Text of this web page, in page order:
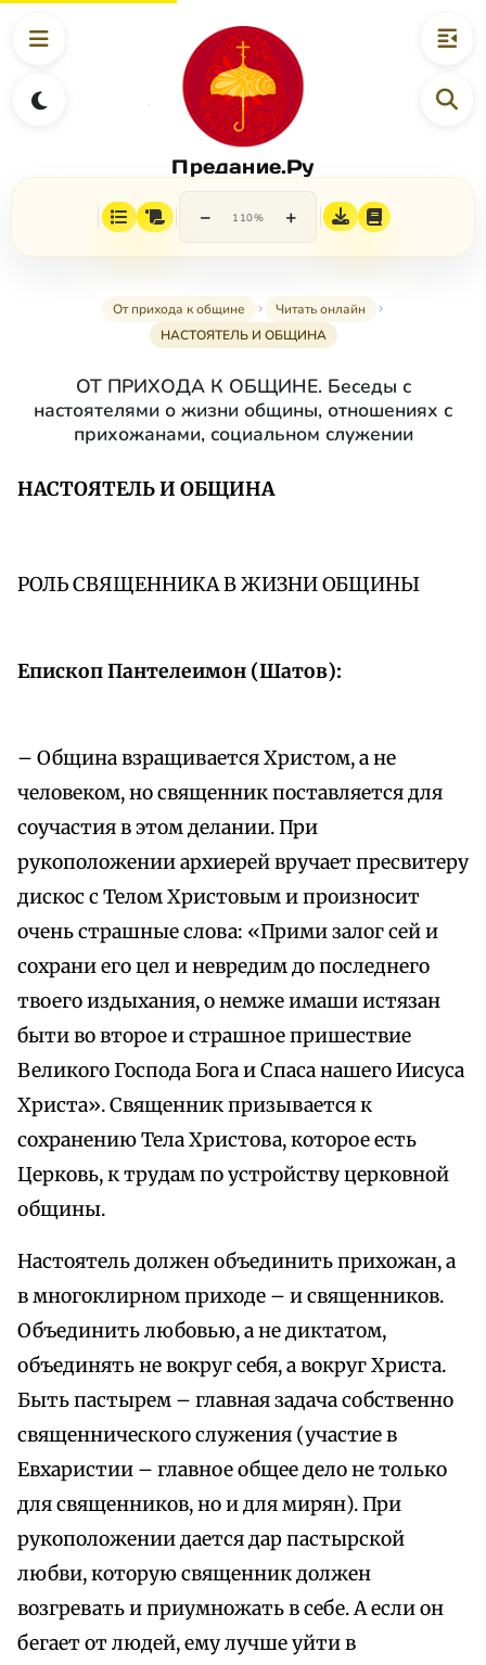
Предание.Ру
− 110% +
От прихода к общине
Читать онлайн
НАСТОЯТЕЛЬ И ОБЩИНА
ОТ ПРИХОДА К ОБЩИНЕ. Беседы с
настоятелями о жизни общины, отношениях с
прихожанами, социальном служении
НАСТОЯТЕЛЬ И ОБЩИНА
РОЛЬ СВЯЩЕННИКА В ЖИЗНИ ОБЩИНЫ
Епископ Пантелеимон (Шатов):
– Община взращивается Христом, а не
человеком, но священник поставляется для
соучастия в этом делании. При
рукоположении архиерей вручает пресвитеру
дискос с Телом Христовым и произносит
очень страшные слова: «Прими залог сей и
сохрани его цел и невредим до последнего
твоего издыхания, о немже имаши истязан
быти во второе и страшное пришествие
Великого Господа Бога и Спаса нашего Иисуса
Христа». Священник призывается к
сохранению Тела Христова, которое есть
Церковь, к трудам по устройству церковной
общины.
Настоятель должен объединить прихожан, а
в многоклирном приходе – и священников.
Объединить любовью, а не диктатом,
объединять не вокруг себя, а вокруг Христа.
Быть пастырем – главная задача собственно
священнического служения (участие в
Евхаристии – главное общее дело не только
для священников, но и для мирян). При
рукоположении дается дар пастырской
любви, которую священник должен
возгревать и приумножать в себе. А если он
бегает от людей, ему лучше уйти в